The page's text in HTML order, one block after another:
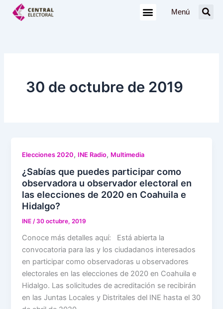
Menú
30 de octubre de 2019
Elecciones 2020, INE Radio, Multimedia
¿Sabías que puedes participar como
observadora u observador electoral en
las elecciones de 2020 en Coahuila e
Hidalgo?
INE/30 octubre, 2019
Conoce más detalles aquí: Está abierta la
convocatoria para las y los ciudadanos interesados
en participar como observadoras u observadores
electorales en las elecciones de 2020 en Coahuila e
Hidalgo. Las solicitudes de acreditación se recibirán
en las Juntas Locales y Distritales del INE hasta el 30